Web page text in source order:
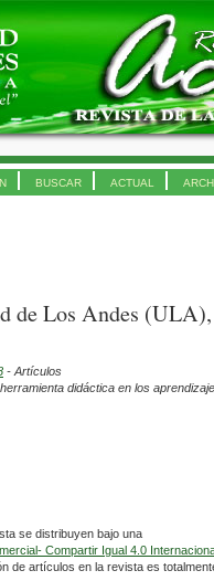
BUSCAR ACTUAL
de Los Andes (ULA),
- Artículos
didáctica en los
se distribuyen bajo una
Compartir Igual 4.0
de artículos en la revista es